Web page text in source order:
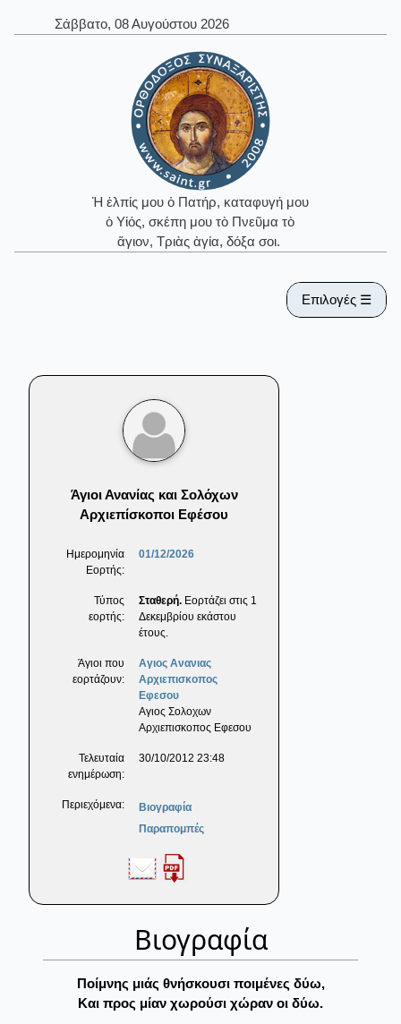
Σάββατο, 08 Αυγούστου 2026
Ἡ ἐλπίς μου ὁ Πατήρ, καταφυγή μου
ὁ Υἱός, σκέπη μου τὸ Πνεῦμα τὸ
ἅγιον, Τριὰς ἁγία, δόξα σοι.
Επιλογές ☰
Άγιοι Ανανίας και Σολόχων
Αρχιεπίσκοποι Εφέσου
Ημερομηνία
Εορτής:
01/12/2026
Τύπος
εορτής:
Σταθερή. Εορτάζει στις 1
Δεκεμβρίου εκάστου
έτους.
Άγιοι που
εορτάζουν:
Αγιος Ανανιας
Αρχιεπισκοπος
Εφεσου
Αγιος Σολοχων
Αρχιεπισκοπος Εφεσου
Τελευταία
ενημέρωση:
30/10/2012 23:48
Περιεχόμενα:
Βιογραφία
Παραπομπές
Βιογραφία
Ποίμνης μιάς θνήσκουσι ποιμένες δύω,
Kαι προς μίαν χωρούσι χώραν οι δύω.